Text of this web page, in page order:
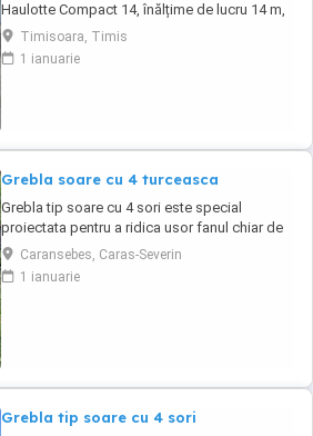
Haulotte Compact 14, înălțime de lucru 14 m,
an fabricație 2020, ore funcționare 570, stare
foarte bună de funcționarepreț 7000 euro
+TVA
Timisoara, Timis
1 ianuarie
Grebla soare cu 4 turceasca
Grebla tip soare cu 4 sori este special
proiectata pentru a ridica usor fanul chiar de
pe un teren accidentat.De asemenea aceasta
grebla poate fi utilizata pentru adunat,rasfirat
sau intors fanul. Transport in toata tara
Caransebes, Caras-Severin
1 ianuarie
Grebla tip soare cu 4 sori